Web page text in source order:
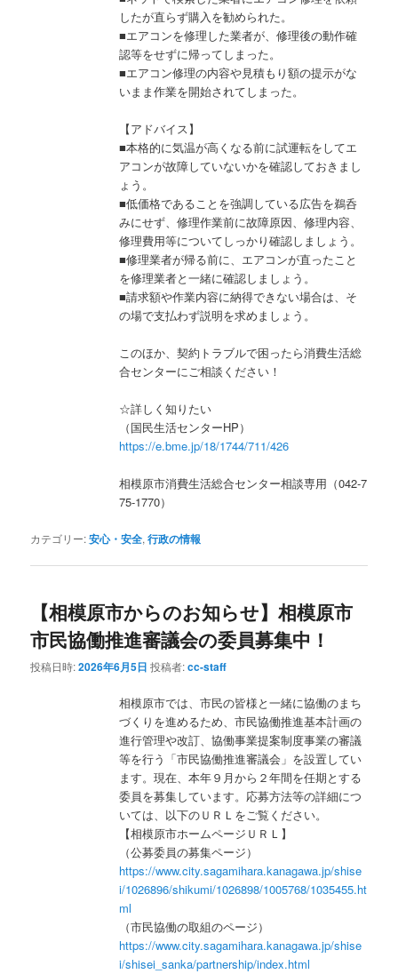
したが直らず購入を勧められた。
■エアコンを修理した業者が、修理後の動作確
認等をせずに帰ってしまった。
■エアコン修理の内容や見積もり額の提示がな
いまま作業を開始されてしまった。
【アドバイス】
■本格的に気温が高くなる前に試運転をしてエ
アコンが故障していないかを確認しておきまし
ょう。
■低価格であることを強調している広告を鵜呑
みにせず、修理作業前に故障原因、修理内容、
修理費用等についてしっかり確認しましょう。
■修理業者が帰る前に、エアコンが直ったこと
を修理業者と一緒に確認しましょう。
■請求額や作業内容に納得できない場合は、そ
の場で支払わず説明を求めましょう。
このほか、契約トラブルで困ったら消費生活総
合センターにご相談ください！
☆詳しく知りたい
（国民生活センターHP）
https://e.bme.jp/18/1744/711/426
相模原市消費生活総合センター相談専用（042-7
75-1770）
カテゴリー:安心・安全,行政の情報
【相模原市からのお知らせ】相模原市
市民協働推進審議会の委員募集中！
投稿日時:2026年6月5日 投稿者:cc-staff
相模原市では、市民の皆様と一緒に協働のまち
づくりを進めるため、市民協働推進基本計画の
進行管理や改訂、協働事業提案制度事業の審議
等を行う「市民協働推進審議会」を設置してい
ます。現在、本年９月から２年間を任期とする
委員を募集しています。応募方法等の詳細につ
いては、以下のＵＲＬをご覧ください。
【相模原市ホームページＵＲＬ】
（公募委員の募集ページ）
https://www.city.sagamihara.kanagawa.jp/shise
i/1026896/shikumi/1026898/1005768/1035455.ht
ml
（市民協働の取組のページ）
https://www.city.sagamihara.kanagawa.jp/shise
i/shisei_sanka/partnership/index.html